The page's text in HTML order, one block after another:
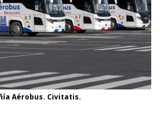
Aérobus. Civitatis.